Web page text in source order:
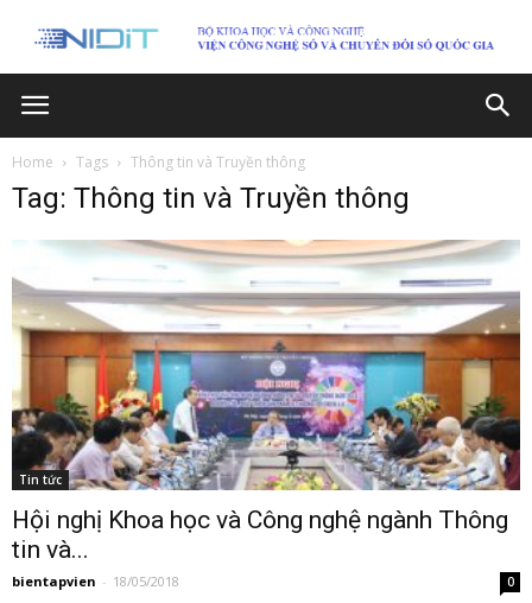
Home Tags Thông tin và Truyền thông
Tag: Thông tin và Truyền thông
Tin tức
Hội nghị Khoa học và Công nghệ ngành Thông
tin và...
bientapvien - 18/05/2018 0